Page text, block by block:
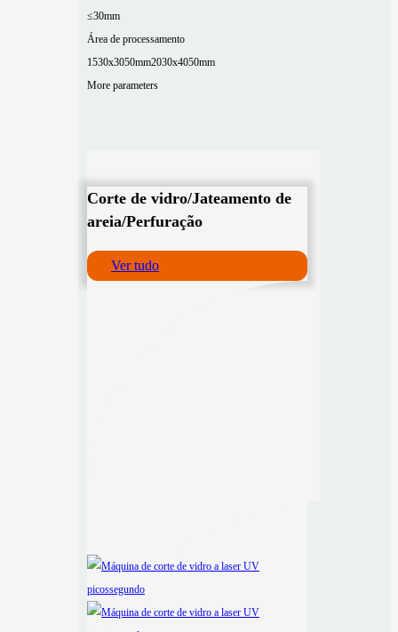
≤30mm
Área de processamento
1530x3050mm2030x4050mm
More parameters
Corte de vidro/Jateamento de
areia/Perfuração
Ver tudo